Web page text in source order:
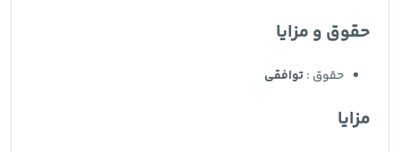
حقوق و مزایا
حقوق :توافقی
مزایا